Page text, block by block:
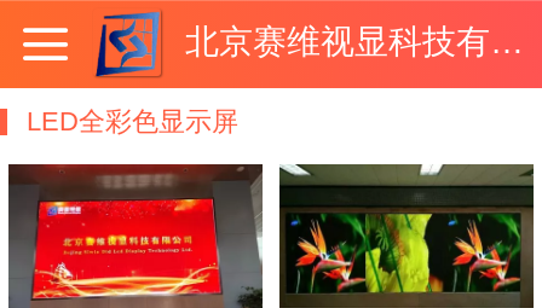
北京赛维视显科技有限公司
LED全彩色显示屏